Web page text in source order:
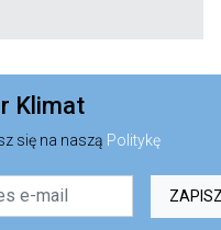
Klimat
się na naszą Politykę